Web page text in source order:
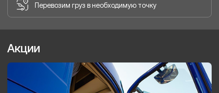
Перевозим груз в необходимую точку
Акции